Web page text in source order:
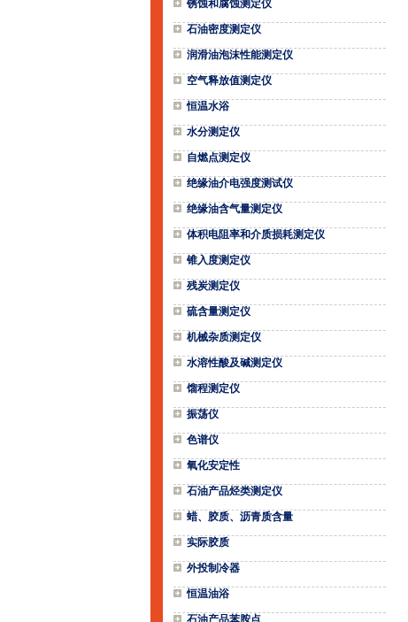
锈蚀和腐蚀测定仪
石油密度测定仪
润滑油泡沫性能测定仪
空气释放值测定仪
恒温水浴
水分测定仪
自燃点测定仪
绝缘油介电强度测试仪
绝缘油含气量测定仪
体积电阻率和介质损耗测定仪
锥入度测定仪
残炭测定仪
硫含量测定仪
机械杂质测定仪
水溶性酸及碱测定仪
馏程测定仪
振荡仪
色谱仪
氧化安定性
石油产品烃类测定仪
蜡、胶质、沥青质含量
实际胶质
外投制冷器
恒温油浴
石油产品苯胺点